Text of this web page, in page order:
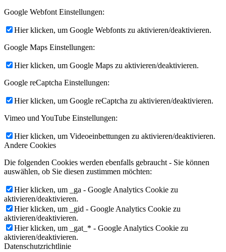
Google Webfont Einstellungen:
Hier klicken, um Google Webfonts zu aktivieren/deaktivieren.
Google Maps Einstellungen:
Hier klicken, um Google Maps zu aktivieren/deaktivieren.
Google reCaptcha Einstellungen:
Hier klicken, um Google reCaptcha zu aktivieren/deaktivieren.
Vimeo und YouTube Einstellungen:
Hier klicken, um Videoeinbettungen zu aktivieren/deaktivieren.
Andere Cookies
Die folgenden Cookies werden ebenfalls gebraucht - Sie können
auswählen, ob Sie diesen zustimmen möchten:
Hier klicken, um _ga - Google Analytics Cookie zu
aktivieren/deaktivieren.
Hier klicken, um _gid - Google Analytics Cookie zu
aktivieren/deaktivieren.
Hier klicken, um _gat_* - Google Analytics Cookie zu
aktivieren/deaktivieren.
Datenschutzrichtlinie